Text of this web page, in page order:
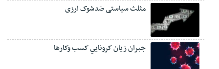
مثلث سیاستی ضدشوک ارزی
جبران زيان کرونايي کسب وکارها